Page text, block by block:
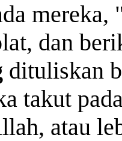
mereka,
dan
dituliskan
takut
atau